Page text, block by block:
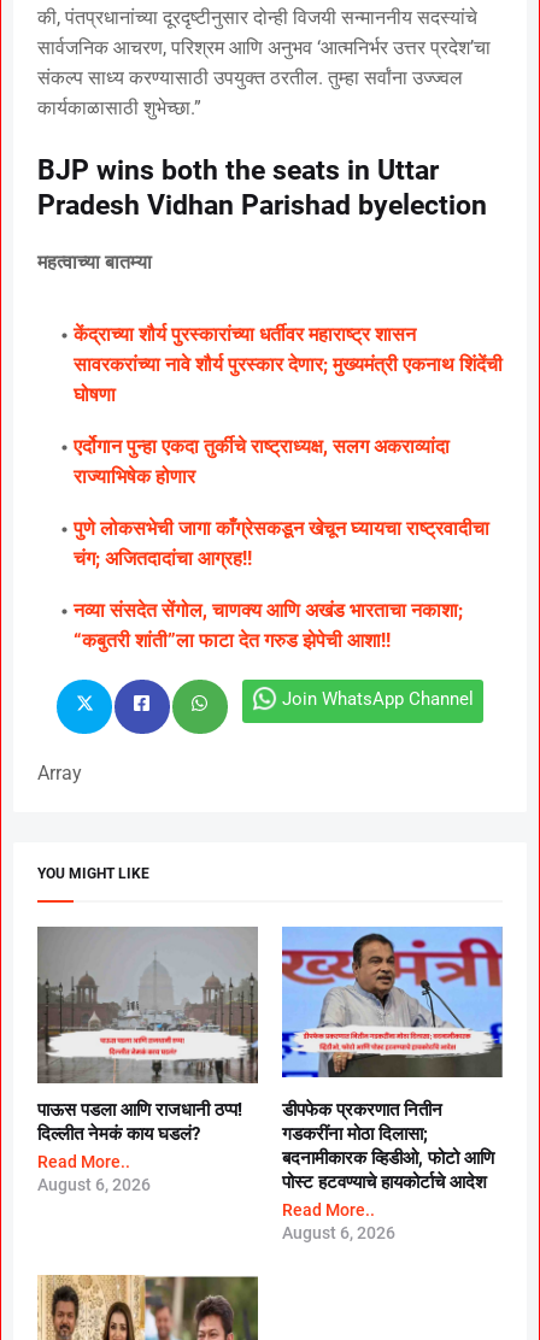
की, पंतप्रधानांच्या दूरदृष्टीनुसार दोन्ही विजयी सन्माननीय सदस्यांचे
सार्वजनिक आचरण, परिश्रम आणि अनुभव ‘आत्मनिर्भर उत्तर प्रदेश’चा
संकल्प साध्य करण्यासाठी उपयुक्त ठरतील. तुम्हा सर्वांना उज्ज्वल
कार्यकाळासाठी शुभेच्छा.”
BJP wins both the seats in Uttar
Pradesh Vidhan Parishad byelection
महत्वाच्या बातम्या
केंद्राच्या शौर्य पुरस्कारांच्या धर्तीवर महाराष्ट्र शासन
सावरकरांच्या नावे शौर्य पुरस्कार देणार; मुख्यमंत्री एकनाथ शिंदेंची
घोषणा
एर्दोगान पुन्हा एकदा तुर्कीचे राष्ट्राध्यक्ष, सलग अकराव्यांदा
राज्याभिषेक होणार
पुणे लोकसभेची जागा काँग्रेसकडून खेचून घ्यायचा राष्ट्रवादीचा
चंग; अजितदादांचा आग्रह!!
नव्या संसदेत सेंगोल, चाणक्य आणि अखंड भारताचा नकाशा;
“कबुतरी शांती”ला फाटा देत गरुड झेपेची आशा!!
Join WhatsApp Channel
Array
YOU MIGHT LIKE
पाऊस पडला आणि राजधानी ठप्प!
दिल्लीत नेमकं काय घडलं?
Read More..
August 6, 2026
डीपफेक प्रकरणात नितीन
गडकरींना मोठा दिलासा;
बदनामीकारक व्हिडीओ, फोटो आणि
पोस्ट हटवण्याचे हायकोर्टाचे आदेश
Read More..
August 6, 2026